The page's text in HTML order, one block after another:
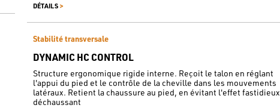
DÉTAILS >
Stabilité transversale
DYNAMIC HC CONTROL
Structure ergonomique rigide interne. Reçoit le talon en réglant
l'appui du pied et le contrôle de la cheville dans les mouvements
latéraux. Retient la chaussure au pied, en évitant l'effet fastidieux
déchaussant